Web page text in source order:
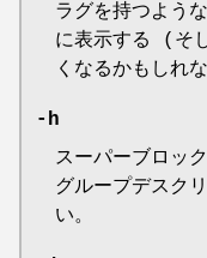
ラグを持つよう
に表示する (そ
くなるかもしれ
-h
スーパーブロッ
グループデスク
い。